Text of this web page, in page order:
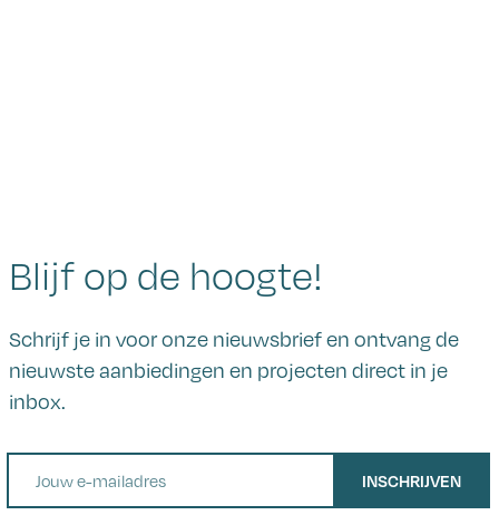
Blijf op de hoogte!
Schrijf je in voor onze nieuwsbrief en ontvang de
nieuwste aanbiedingen en projecten direct in je
inbox.
INSCHRIJVEN